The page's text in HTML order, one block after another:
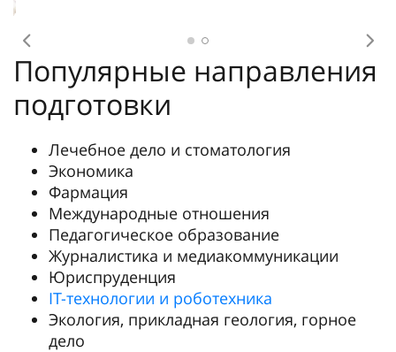
Предыдущее
Популярные направления
подготовки
Лечебное дело и стоматология
Экономика
Фармация
Международные отношения
Педагогическое образование
Журналистика и медиакоммуникации
Юриспруденция
IT-технологии и роботехника
Экология, прикладная геология, горное
дело